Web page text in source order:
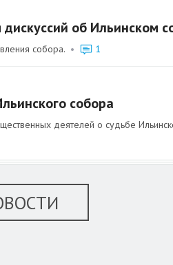
об Ильинском
собора.• 1
собора
деятелей о судьбе